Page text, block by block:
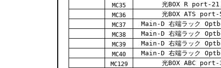
MC35 光BOX R port-
MC36 光BOX ATS
MC37 Main-D 右端ラック
MC38 Main-D 右端ラック
MC39 Main-D 右端ラック
MC40 Main-D 右端ラック
MC129 光BOX ABC